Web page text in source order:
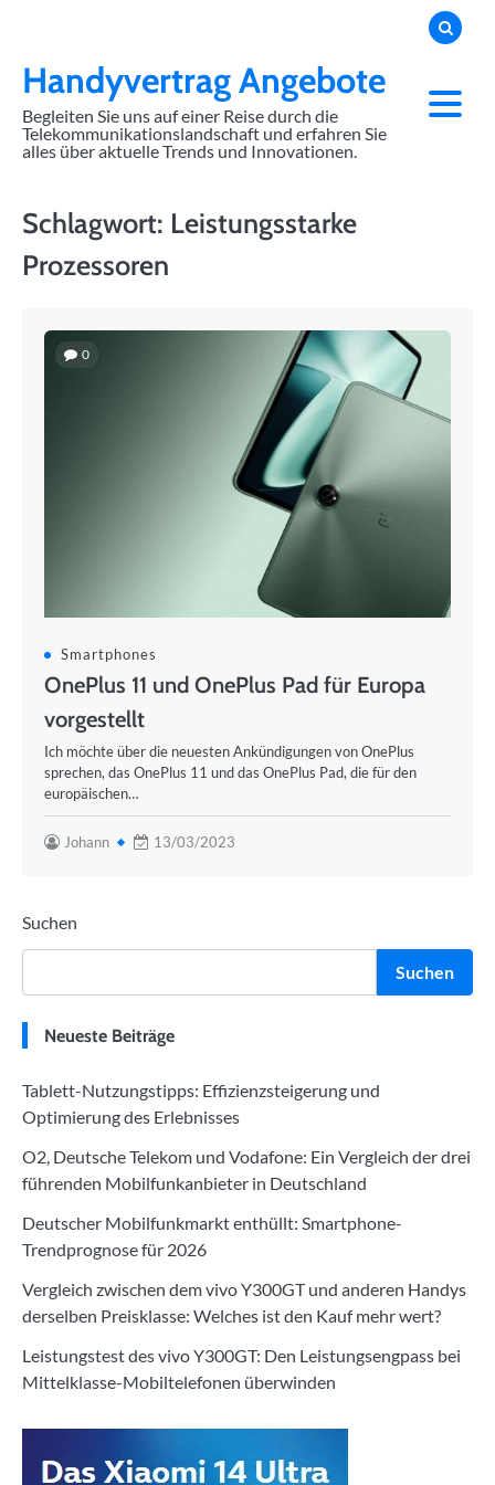
contentHandyvertrag Angebote
Begleiten Sie uns auf einer Reise durch die
Telekommunikationslandschaft und erfahren Sie
alles über aktuelle Trends und Innovationen.
Schlagwort: Leistungsstarke
Prozessoren
0
Smartphones
OnePlus 11 und OnePlus Pad für Europa
vorgestellt
Ich möchte über die neuesten Ankündigungen von OnePlus
sprechen, das OnePlus 11 und das OnePlus Pad, die für den
europäischen…
Johann 13/03/2023
Suchen
Suchen
Neueste Beiträge
Tablett-Nutzungstipps: Effizienzsteigerung und
Optimierung des Erlebnisses
O2, Deutsche Telekom und Vodafone: Ein Vergleich der drei
führenden Mobilfunkanbieter in Deutschland
Deutscher Mobilfunkmarkt enthüllt: Smartphone-
Trendprognose für 2026
Vergleich zwischen dem vivo Y300GT und anderen Handys
derselben Preisklasse: Welches ist den Kauf mehr wert?
Leistungstest des vivo Y300GT: Den Leistungsengpass bei
Mittelklasse-Mobiltelefonen überwinden